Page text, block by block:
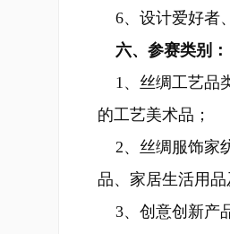
6、设计爱好者
六、参赛类别：
1、丝绸工艺品
的工艺美术品；
2、丝绸服饰家
品、家居生活用品
3、创意创新产